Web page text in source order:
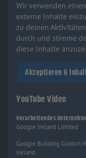
Wir verwenden
externe Inhalte
zu deinen
durch und stimme
diese Inhalte
Akzeptieren &
YouTube Video
Verarbeitendes
Google Ireland Limited
Google Building Gordon
Ireland